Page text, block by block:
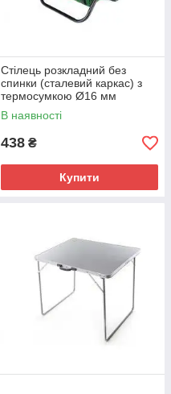
Стілець розкладний без
спинки (сталевий каркас) з
термосумкою Ø16 мм
27х32х33 см СІЛА 960767
В наявності
438 ₴
Купити